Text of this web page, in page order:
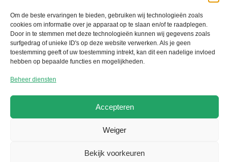
Om de beste ervaringen te bieden, gebruiken wij technologieën zoals
cookies om informatie over je apparaat op te slaan en/of te raadplegen.
Door in te stemmen met deze technologieën kunnen wij gegevens zoals
surfgedrag of unieke ID's op deze website verwerken. Als je geen
toestemming geeft of uw toestemming intrekt, kan dit een nadelige invloed
hebben op bepaalde functies en mogelijkheden.
Beheer diensten
Accepteren
Weiger
Bekijk voorkeuren
Leveringsvoorwaarden
Herroepingsrecht
Help Center